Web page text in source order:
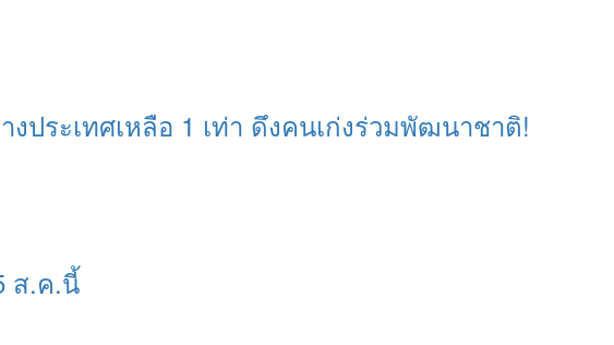
ระเทศเหลือ 1 เท่า ดึงคนเก่งร่วมพัฒนาชาติ!
ส.ค.นี้